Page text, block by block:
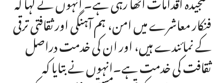
فنکار معاشرے میں امن، ہم آہنگی اور ثقافتی ترقی
کے نمائندے ہیں، اور ان کی خدمت دراصل
ثقافت کی خدمت ہے۔انہوں نے بتایا کہ